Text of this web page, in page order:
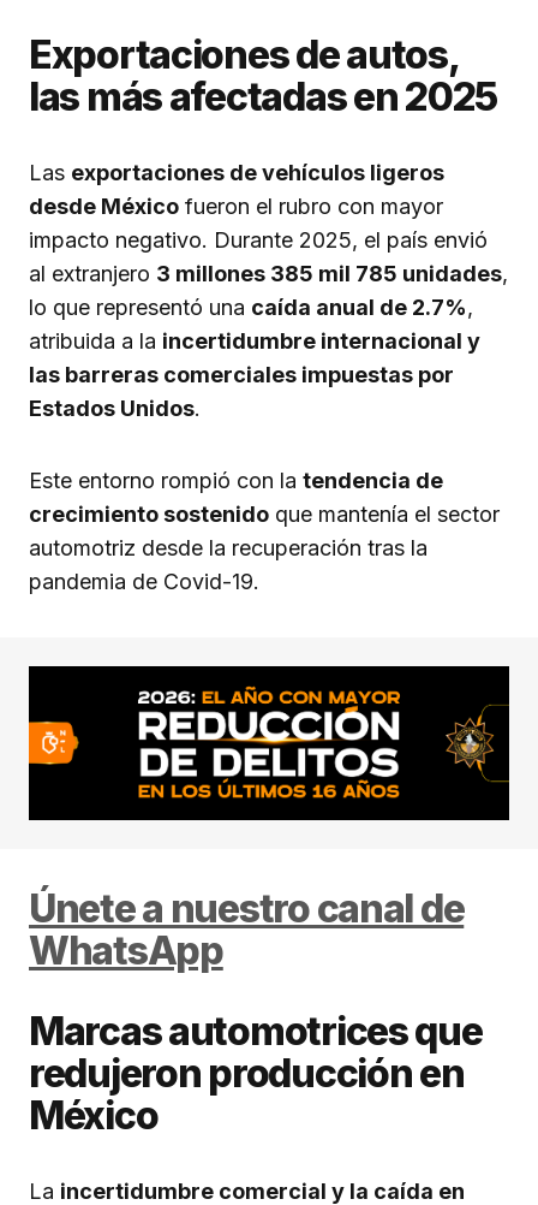
Exportaciones de autos,
las más afectadas en 2025
Las exportaciones de vehículos ligeros
desde México fueron el rubro con mayor
impacto negativo. Durante 2025, el país envió
al extranjero 3 millones 385 mil 785 unidades,
lo que representó una caída anual de 2.7%,
atribuida a la incertidumbre internacional y
las barreras comerciales impuestas por
Estados Unidos.
Este entorno rompió con la tendencia de
crecimiento sostenido que mantenía el sector
automotriz desde la recuperación tras la
pandemia de Covid-19.
Únete a nuestro canal de
WhatsApp
Marcas automotrices que
redujeron producción en
México
La incertidumbre comercial y la caída en